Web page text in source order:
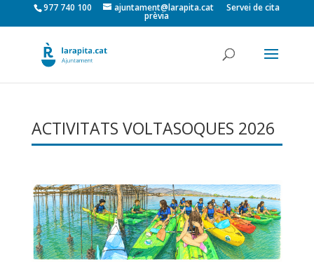
977 740 100 ajuntament@larapita.cat Servei de cita
prèvia
ACTIVITATS VOLTASOQUES 2026